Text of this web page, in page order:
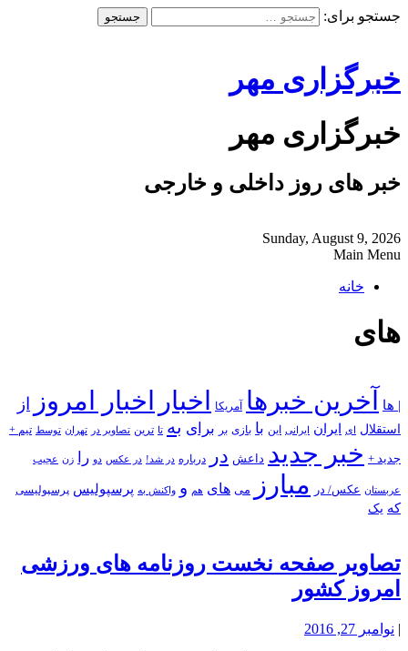
جستجو برای:
خبرگزاری مهر
خبرگزاری مهر
خبر های روز داخلی و خارجی
Sunday, August 9, 2026
Main Menu
خانه
های
| ها آخرین خبرها آمریکا اخبار اخبار امروز از
استقلال ای ایران ایرانی این با بازی بر برای به تا ترین تصاویر در تهران توسط تیم +
جدید + خبر جدید داعش در درباره در شد! در عکس دو را زن عجیب
عربستان عکس/ در مبارز می های هم و واکنش به پرسپولیس پرسپولیسی
که یک
تصاویر صفحه نخست روزنامه های ورزشی
امروز کشور
| نوامبر 27, 2016